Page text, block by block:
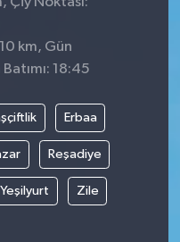
km, Gün
18:45
Erbaa
Reşadiye
Yeşilyurt Zile